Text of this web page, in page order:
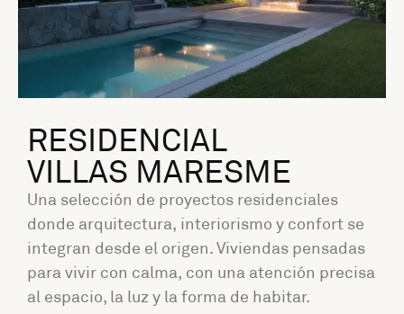
RESIDENCIAL
VILLAS MARESME
Una selección de proyectos residenciales
donde arquitectura, interiorismo y confort se
integran desde el origen. Viviendas pensadas
para vivir con calma, con una atención precisa
al espacio, la luz y la forma de habitar.